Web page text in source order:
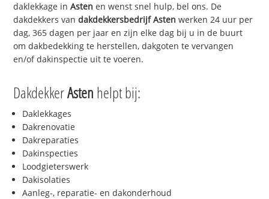
daklekkage inAsten en wenst snel hulp, bel ons. De
dakdekkers vandakdekkersbedrijfAsten werken 24 uur per
dag, 365 dagen per jaar en zijn elke dag bij u in de buurt
om dakbedekking te herstellen, dakgoten te vervangen
en/of dakinspectie uit te voeren.
DakdekkerAsten helpt bij:
Daklekkages
Dakrenovatie
Dakreparaties
Dakinspecties
Loodgieterswerk
Dakisolaties
Aanleg-, reparatie- en dakonderhoud